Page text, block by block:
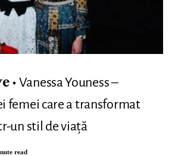
Vanessa Youness –
femei care a transformat
un stil de viață
read